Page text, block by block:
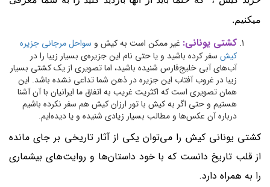
میکنیم.
کشتی یونانی: غیر ممکن است به کیش و سواحل مرجانی جزیره
کیش سفر کرده باشید و یا حتی نام این جزیره‌ی بسیار زیبا را در
آب‌های آبی خلیج‌فارس شنیده باشید، اما تصویری از یک کشتی بسیار
زیبا در غروب آفتاب این جزیره در ذهن شما تداعی نشده باشد. این
همان تصویری است که اکثریت غریب به اتفاق ما ایرانیان با آن آشنا
هستیم و حتی اگر به کیش با تور ارزان کیش هم سفر نکرده باشیم
درباره آن عکس‌ها و مطالب بسیار زیادی شنیده و یا دیده‌ایم.
کشتی یونانی کیش را می‌توان یکی از آثار تاریخی بر جای مانده
از قلب تاریخ دانست که با خود داستان‌ها و روایت‌های بیشماری
را به همراه دارد.